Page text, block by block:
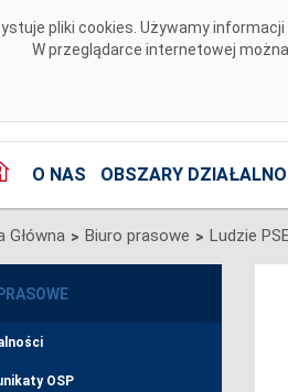
pliki cookies. Używamy
W przeglądarce internetowej
O NAS OBSZARY
Główna > Biuro prasowe > Ludzie
OSP